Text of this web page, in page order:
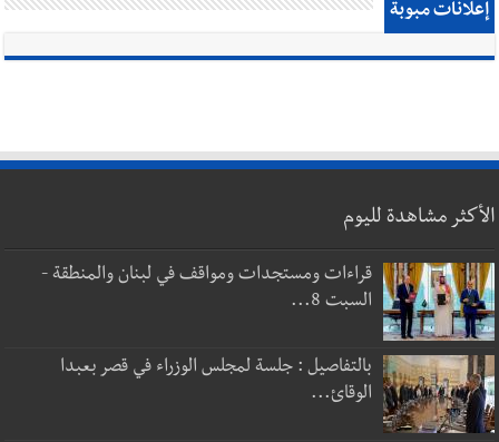
إعلانات مبوبة
الأكثر مشاهدة لليوم
قراءات ومستجدات ومواقف في لبنان والمنطقة -
السبت 8...
بالتفاصيل : جلسة لمجلس الوزراء في قصر بعبدا
الوقائ...